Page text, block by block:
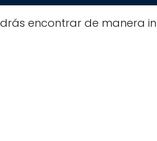
encontrar de manera